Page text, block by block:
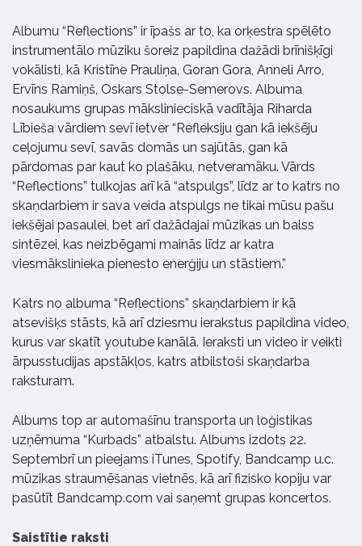
Albumu “Reflections” ir īpašs ar to, ka orķestra spēlēto
instrumentālo mūziku šoreiz papildina dažādi brīnišķīgi
vokālisti, kā Kristīne Prauliņa, Goran Gora, Anneli Arro,
Ervīns Ramiņš, Oskars Stolse-Semerovs. Albuma
nosaukums grupas mākslinieciskā vadītāja Riharda
Lībieša vārdiem sevī ietver “Refleksiju gan kā iekšēju
ceļojumu sevī, savās domās un sajūtās, gan kā
pārdomas par kaut ko plašāku, netveramāku. Vārds
“Reflections” tulkojas arī kā “atspulgs”, līdz ar to katrs no
skaņdarbiem ir sava veida atspulgs ne tikai mūsu pašu
iekšējai pasaulei, bet arī dažādajai mūzikas un balss
sintēzei, kas neizbēgami mainās līdz ar katra
viesmākslinieka pienesto enerģiju un stāstiem.”
Katrs no albuma “Reflections” skaņdarbiem ir kā
atsevišķs stāsts, kā arī dziesmu ierakstus papildina video,
kurus var skatīt youtube kanālā. Ieraksti un video ir veikti
ārpusstudijas apstākļos, katrs atbilstoši skaņdarba
raksturam.
Albums top ar automašīnu transporta un loģistikas
uzņēmuma “Kurbads” atbalstu. Albums izdots 22.
Septembrī un pieejams iTunes, Spotify, Bandcamp u.c.
mūzikas straumēšanas vietnēs, kā arī fizisko kopiju var
pasūtīt Bandcamp.com vai saņemt grupas koncertos.
Saistītie raksti